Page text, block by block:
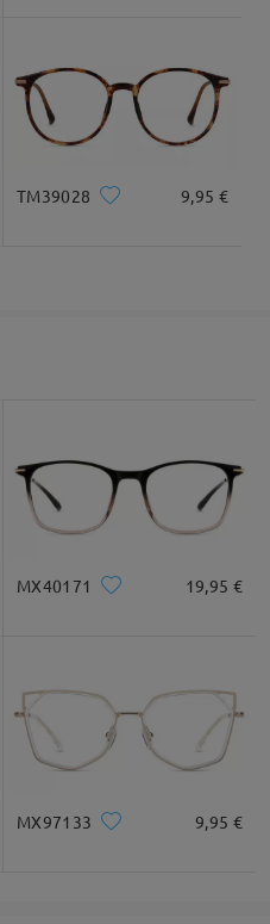
TM39028 9,95 €
MX40171 19,95 €
MX97133 9,95 €